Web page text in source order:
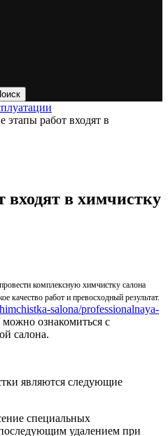
этапы работ входят в
входят в химчистку
комплексную химчистку салона
качество работ и превосходный результат.
salona/professionalnaya-
можно ознакомиться с
салона.
являются следующие
специальных
удалением при